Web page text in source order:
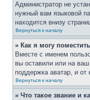
Администратор не
нужный вам языковой
находится внизу
Вернуться к началу
» Как я могу
Вместе с именем
вы оставили или на ваш
поддержка аватар, и
Вернуться к началу
» Что такое звание и